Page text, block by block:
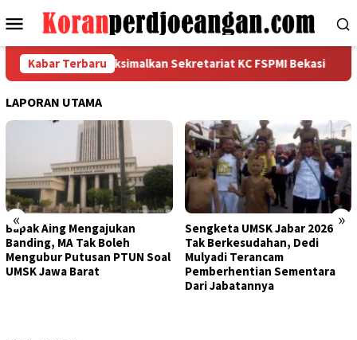
ke
Menu
Mobile
Kabar Terbaru
dan Maksimalkan Sekretariat KC FSPMI Bekasi
LAPORAN UTAMA
« »
Bapak Aing Mengajukan
Banding, MA Tak Boleh
Mengubur Putusan PTUN Soal
UMSK Jawa Barat
Sengketa UMSK Jabar 2026
Tak Berkesudahan, Dedi
Mulyadi Terancam
Pemberhentian Sementara
Dari Jabatannya